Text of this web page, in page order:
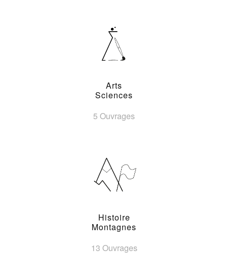
Arts
Sciences
5 Ouvrages
Histoire
Montagnes
13 Ouvrages